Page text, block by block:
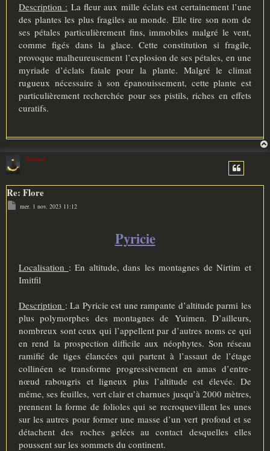
Description : La fleur aux mille éclats est certainement l’une
des plantes les plus fragiles au monde. Elle tire son nom de
ses pétales particulièrement fins, immobiles malgré le vent,
comme figés dans la glace. Cette constitution si fragile,
provoque malheureusement l’explosion de ses pétales, en une
myriade d’éclats fatale pour la plante. Malgré le climat
rugueux nécessaire à son épanouissement, cette plante est
particulièrement recherchée pour ses pistils, riches en effets
curatifs.
Yuimen
Re: Flore
e
mer. 1 nov. 2023 11:12
Pyricie
Localisation : En altitude, dans les montagnes de Nirtim et
Imitfil
Description : La Pyricie est une rampante d’altitude parmi les
plus polymorphes des montagnes de Yuimen. D’ailleurs,
nombreux sont ceux qui l’appellent par d’autres noms ce qui
en rend la prospection difficile aux néophytes. Son réseau
ramifié de tiges élancées qui partent à l’assaut de l’étage
collinéen se transforme progressivement en amas d’entre-
nœud rabougris et ligneux plus l’altitude est élevée. De
même, ses feuilles, vert clair et charnues jusqu’à 2000 mètres,
prennent la forme de folioles qui se recroquevillent les unes
sur les autres pour former une masse d’un vert profond et se
détachent des roches gelées au contact desquelles elles
poussent sur les sommets du continent.